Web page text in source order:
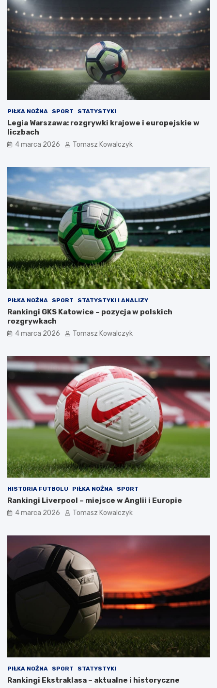
PIŁKA NOŻNA SPORT STATYSTYKI
Legia Warszawa: rozgrywki krajowe i europejskie w
liczbach
4 marca 2026 Tomasz Kowalczyk
PIŁKA NOŻNA SPORT STATYSTYKI I ANALIZY
Rankingi GKS Katowice – pozycja w polskich
rozgrywkach
4 marca 2026 Tomasz Kowalczyk
HISTORIA FUTBOLU PIŁKA NOŻNA SPORT
Rankingi Liverpool – miejsce w Anglii i Europie
4 marca 2026 Tomasz Kowalczyk
PIŁKA NOŻNA SPORT STATYSTYKI
Rankingi Ekstraklasa – aktualne i historyczne